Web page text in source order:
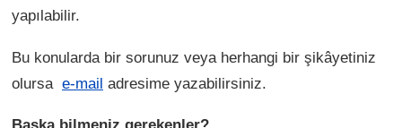
yapılabilir.
Bu konularda bir sorunuz veya herhangi bir şikâyetiniz
olursa e-mail adresime yazabilirsiniz.